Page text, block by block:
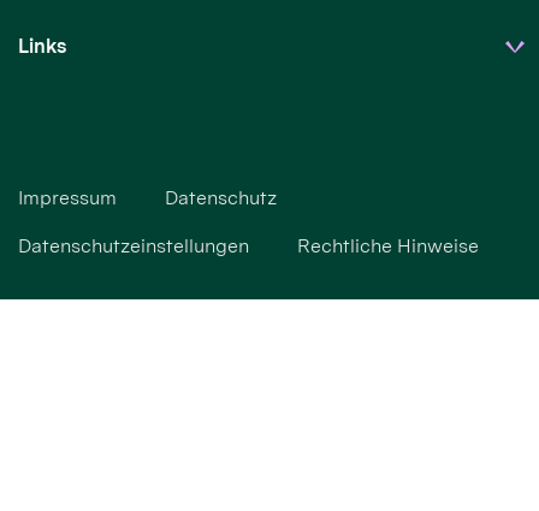
Links
Impressum Datenschutz
Datenschutzeinstellungen Rechtliche Hinweise